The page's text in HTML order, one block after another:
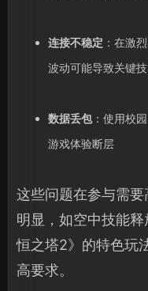
连接不稳定 ：在激
波动可能导致关键
数据丢包：使用校
游戏体验断层
这些问题在参与需
明显，如空中技能
恒之塔2》的特色玩
高要求。